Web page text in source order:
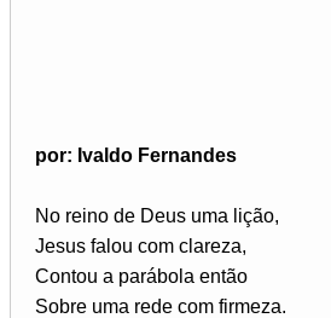
por: Ivaldo Fernandes
No reino de Deus uma lição,
Jesus falou com clareza,
Contou a parábola então
Sobre uma rede com firmeza.